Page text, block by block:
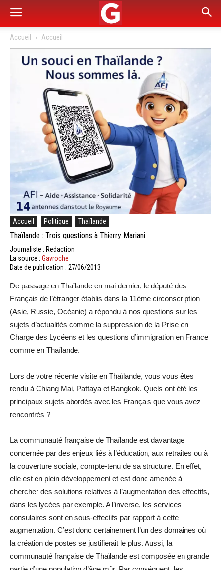
Accueil Accueil
Accueil Politique Thaïlande
Thaïlande : Trois questions à Thierry Mariani
Journaliste : Redaction
La source : Gavroche
Date de publication : 27/06/2013
De passage en Thaïlande en mai dernier, le député des
Français de l’étranger établis dans la 11ème circonscription
(Asie, Russie, Océanie) a répondu à nos questions sur les
sujets d’actualités comme la suppression de la Prise en
Charge des Lycéens et les questions d’immigration en France
comme en Thaïlande.
Lors de votre récente visite en Thaïlande, vous vous êtes
rendu à Chiang Mai, Pattaya et Bangkok. Quels ont été les
principaux sujets abordés avec les Français que vous avez
rencontrés ?
La communauté française de Thaïlande est davantage
concernée par des enjeux liés à l’éducation, aux retraites ou à
la couverture sociale, compte-tenu de sa structure. En effet,
elle est en plein développement et est donc amenée à
chercher des solutions relatives à l’augmentation des effectifs,
dans les lycées par exemple. A l’inverse, les services
consulaires sont en sous-effectifs par rapport à cette
augmentation. C’est donc certainement l’un des domaines où
la création de postes se justifierait le plus. Aussi, la
communauté française de Thaïlande est composée en grande